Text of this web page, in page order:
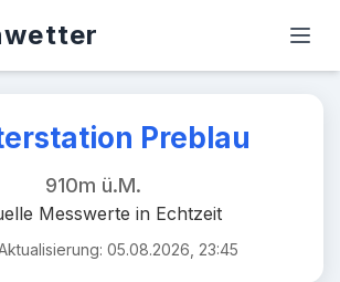
für Kärnten, Osttirol &
Preblau
910m ü.M.
Messwerte in Echtzeit
05.08.2026, 23:45